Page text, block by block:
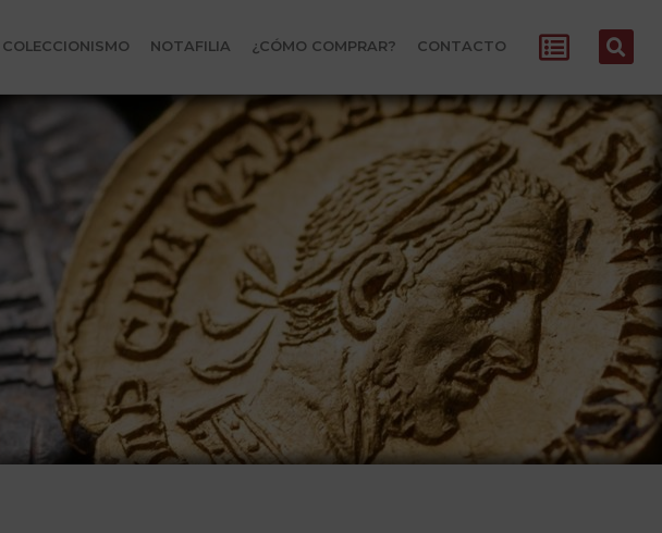
COLECCIONISMO NOTAFILIA ¿CÓMO COMPRAR? CONTACTO